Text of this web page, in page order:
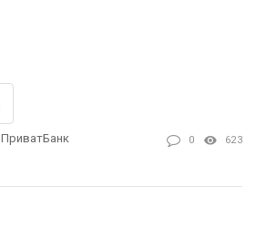
ПриватБанк
0 623